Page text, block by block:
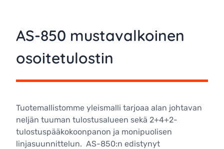
AS-850 mustavalkoinen
osoitetulostin
Tuotemallistomme yleismalli tarjoaa alan johtavan
neljän tuuman tulostusalueen sekä 2+4+2-
tulostuspääkokoonpanon ja monipuolisen
linjasuunnittelun. AS-850:n edistynyt